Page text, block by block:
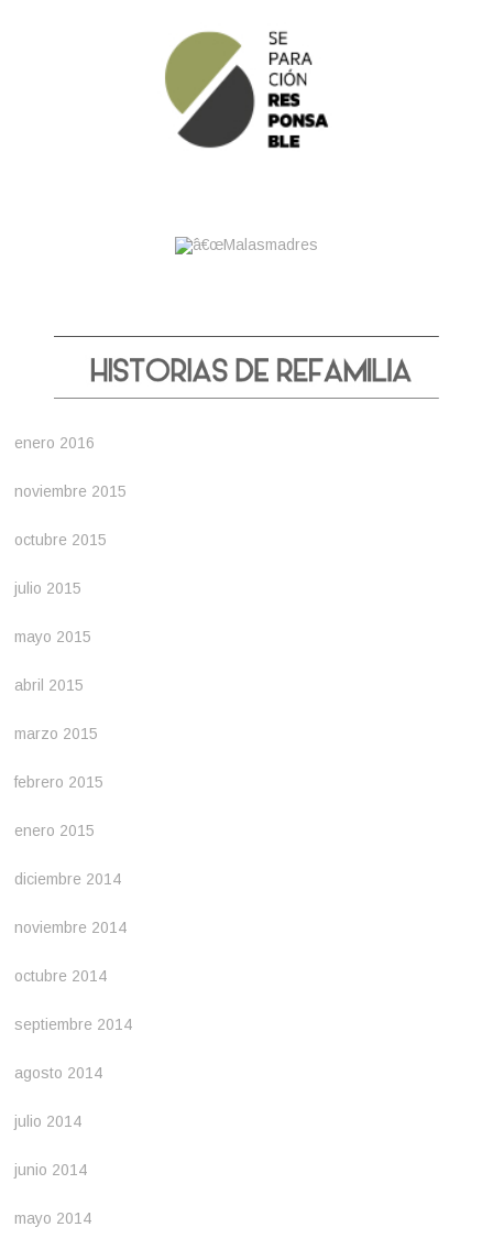
enero 2016
noviembre 2015
octubre 2015
julio 2015
mayo 2015
abril 2015
marzo 2015
febrero 2015
enero 2015
diciembre 2014
noviembre 2014
octubre 2014
septiembre 2014
agosto 2014
julio 2014
junio 2014
mayo 2014